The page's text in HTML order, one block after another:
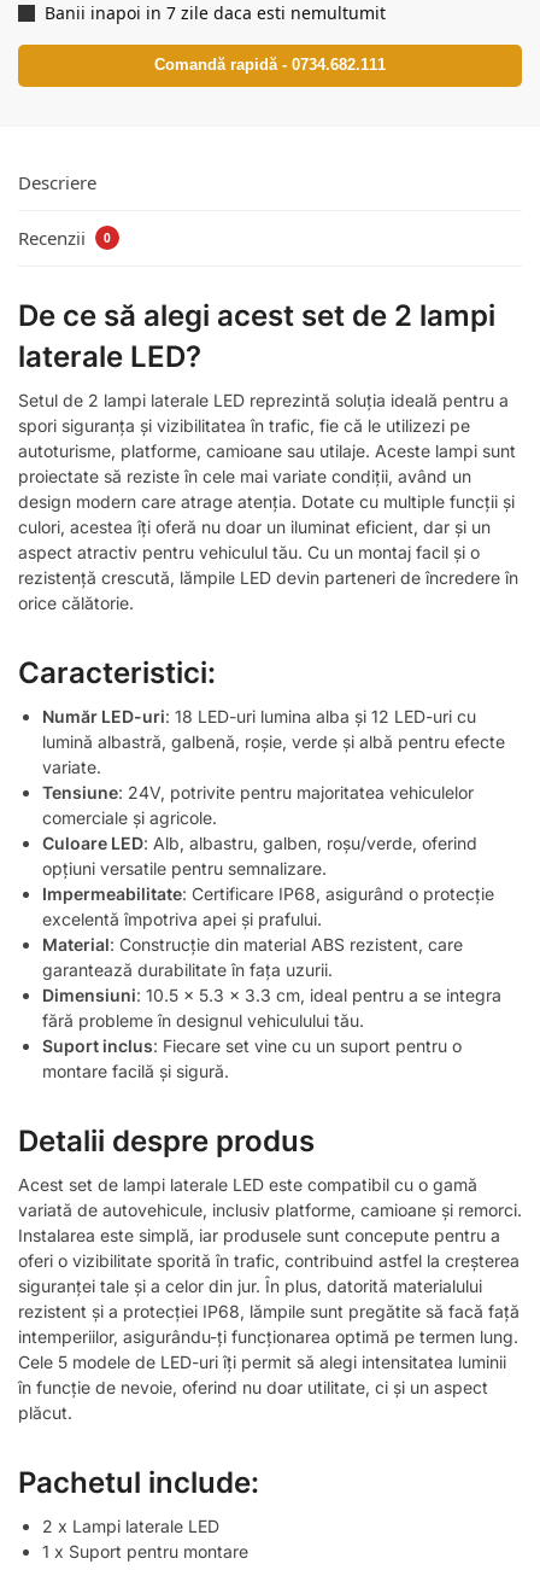
Banii inapoi in 7 zile daca esti nemultumit
Comandă rapidă - 0734.682.111
Descriere
Recenzii 0
De ce să alegi acest set de 2 lampi
laterale LED?
Setul de 2 lampi laterale LED reprezintă soluția ideală pentru a
spori siguranța și vizibilitatea în trafic, fie că le utilizezi pe
autoturisme, platforme, camioane sau utilaje. Aceste lampi sunt
proiectate să reziste în cele mai variate condiții, având un
design modern care atrage atenția. Dotate cu multiple funcții și
culori, acestea îți oferă nu doar un iluminat eficient, dar și un
aspect atractiv pentru vehiculul tău. Cu un montaj facil și o
rezistență crescută, lămpile LED devin parteneri de încredere în
orice călătorie.
Caracteristici:
Număr LED-uri: 18 LED-uri lumina alba și 12 LED-uri cu
lumină albastră, galbenă, roșie, verde și albă pentru efecte
variate.
Tensiune: 24V, potrivite pentru majoritatea vehiculelor
comerciale și agricole.
Culoare LED: Alb, albastru, galben, roșu/verde, oferind
opțiuni versatile pentru semnalizare.
Impermeabilitate: Certificare IP68, asigurând o protecție
excelentă împotriva apei și prafului.
Material: Construcție din material ABS rezistent, care
garantează durabilitate în fața uzurii.
Dimensiuni: 10.5 x 5.3 x 3.3 cm, ideal pentru a se integra
fără probleme în designul vehiculului tău.
Suport inclus: Fiecare set vine cu un suport pentru o
montare facilă și sigură.
Detalii despre produs
Acest set de lampi laterale LED este compatibil cu o gamă
variată de autovehicule, inclusiv platforme, camioane și remorci.
Instalarea este simplă, iar produsele sunt concepute pentru a
oferi o vizibilitate sporită în trafic, contribuind astfel la creșterea
siguranței tale și a celor din jur. În plus, datorită materialului
rezistent și a protecției IP68, lămpile sunt pregătite să facă față
intemperiilor, asigurându-ți funcționarea optimă pe termen lung.
Cele 5 modele de LED-uri îți permit să alegi intensitatea luminii
în funcție de nevoie, oferind nu doar utilitate, ci și un aspect
plăcut.
Pachetul include:
2 x Lampi laterale LED
1 x Suport pentru montare